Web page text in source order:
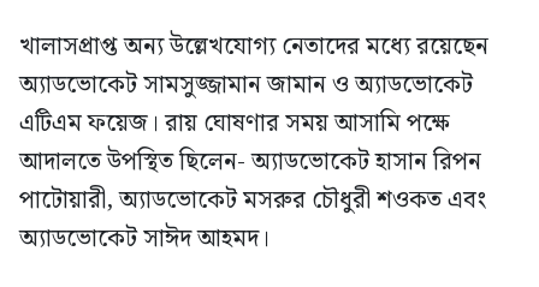
খালাসপ্রাপ্ত অন্য উল্লেখযোগ্য নেতাদের মধ্যে রয়েছেন
অ্যাডভোকেট সামসুজ্জামান জামান ও অ্যাডভোকেট
এটিএম ফয়েজ। রায় ঘোষণার সময় আসামি পক্ষে
আদালতে উপস্থিত ছিলেন- অ্যাডভোকেট হাসান রিপন
পাটোয়ারী, অ্যাডভোকেট মসরুর চৌধুরী শওকত এবং
অ্যাডভোকেট সাঈদ আহমদ।